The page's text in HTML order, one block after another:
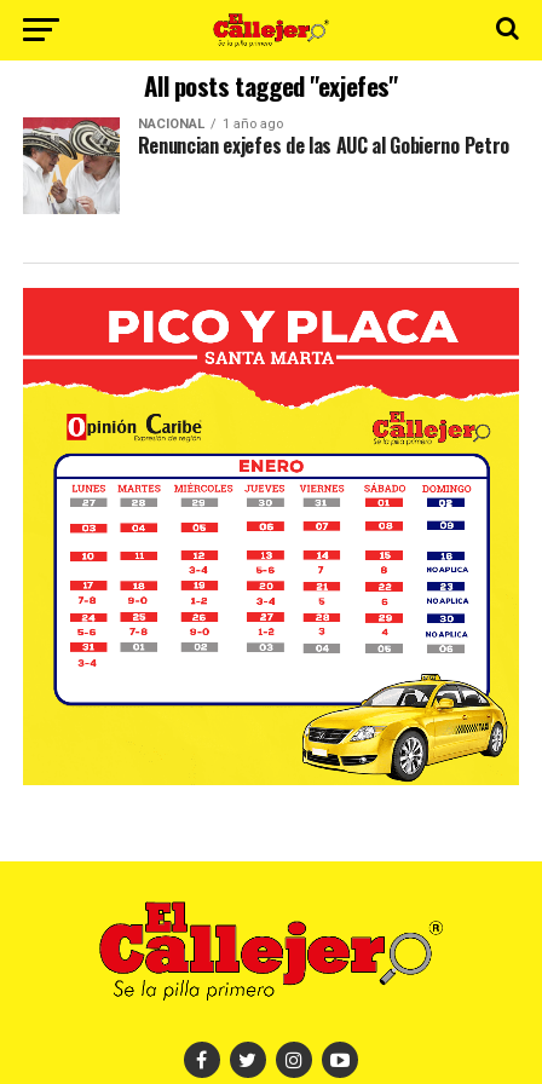
All posts tagged "exjefes"
NACIONAL 1 año ago
Renuncian exjefes de las AUC al Gobierno Petro